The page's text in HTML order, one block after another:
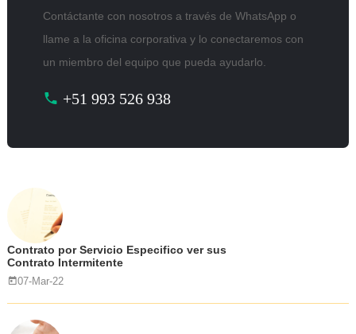
Contáctante con nosotros a través de WhatsApp o
llame a la oficina corporativa y lo conectaremos con
un miembro del equipo que pueda ayudarlo.
+51 993 526 938
Contrato por Servicio Especifico ver sus
Contrato Intermitente
07-Mar-22